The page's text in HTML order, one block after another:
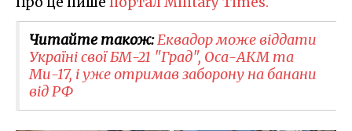
Читайте також:Еквадор може віддати
Україні свої БМ-21 "Град", Оса-АКМ та
Ми-17, і уже отримав заборону на банани
від РФ